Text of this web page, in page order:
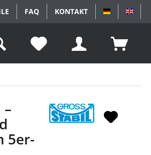
FAQ KONTAKT DEUTSCH
5er-